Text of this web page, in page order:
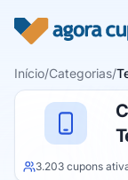
Início/Categorias/
3.203 cupons